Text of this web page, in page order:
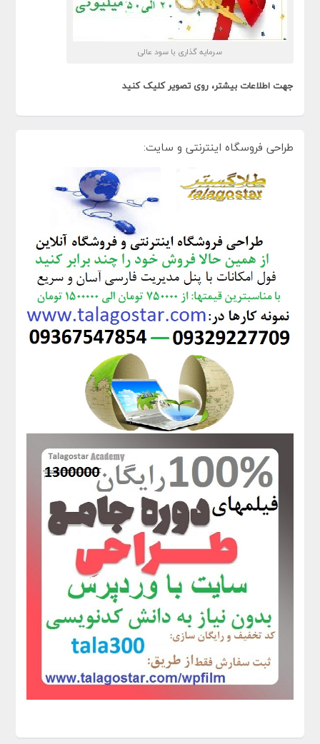
سرمایه گذاری با سود عالی
جهت اطلاعات بیشتر، روی تصویر کلیک کنید
طراحی فروسگاه اینترنتی و سایت: